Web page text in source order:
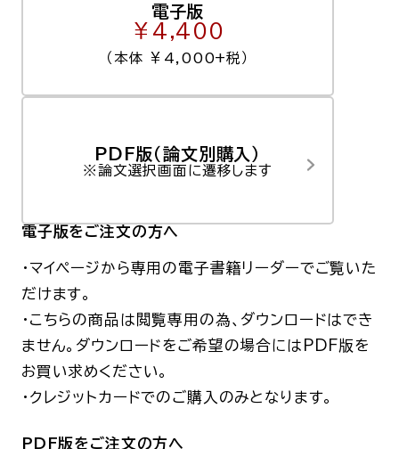
電子版
￥4,400
（本体 ￥4,000+税）
PDF版（論文別購入）
※論文選択画面に遷移します
電子版をご注文の方へ
・マイページから専用の電子書籍リーダーでご覧いた
だけます。
・こちらの商品は閲覧専用の為、ダウンロードはでき
ません。 ダウンロードをご希望の場合にはPDF版を
お買い求めください。
・クレジットカードでのご購入のみとなります。
PDF版をご注文の方へ